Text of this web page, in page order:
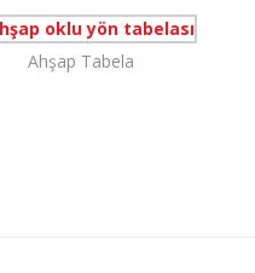
Ahşap Tabela